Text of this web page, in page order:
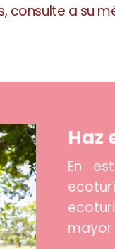
consulte a su
Haz
En